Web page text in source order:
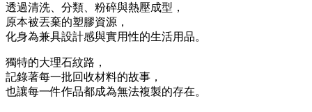
透過清洗、分類、粉碎與熱壓成型，
原本被丟棄的塑膠資源，
化身為兼具設計感與實用性的生活用品。
獨特的大理石紋路，
記錄著每一批回收材料的故事，
也讓每一件作品都成為無法複製的存在。